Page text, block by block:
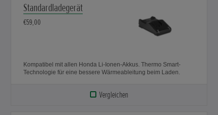
Standardladegerät
€59,00
Kompatibel mit allen Honda Li-Ionen-Akkus. Thermo Smart-
Technologie für eine bessere Wärmeableitung beim Laden.
Vergleichen